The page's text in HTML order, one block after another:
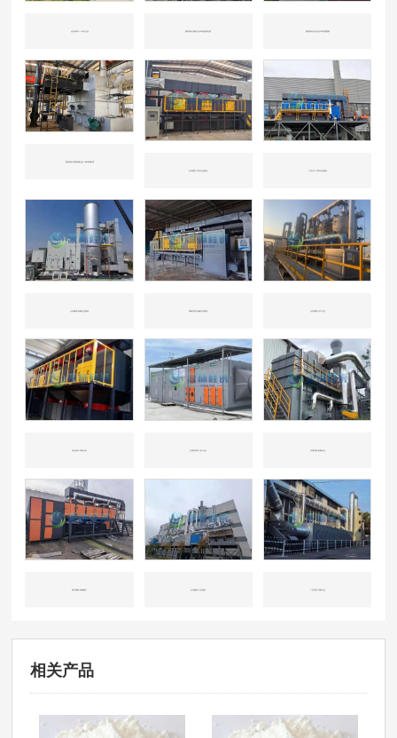
国内知名垃圾焚烧企业一氧化碳处理
山东潍坊-汽车行业喷涂 广东江门-汽车行业喷涂
山东威海-机械行业喷涂 新疆兵团-机械行业喷涂 山东淄博-化工行业
相关产品